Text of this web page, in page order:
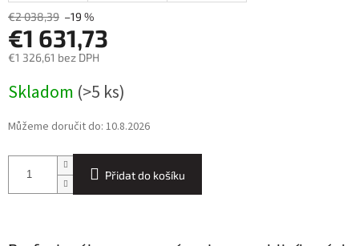
€2 038,39 –19 %
€1 631,73
€1 326,61 bez DPH
cena:
Skladom (>5 ks)
Můžeme doručit do: 10.8.2026
Přidat do košíku